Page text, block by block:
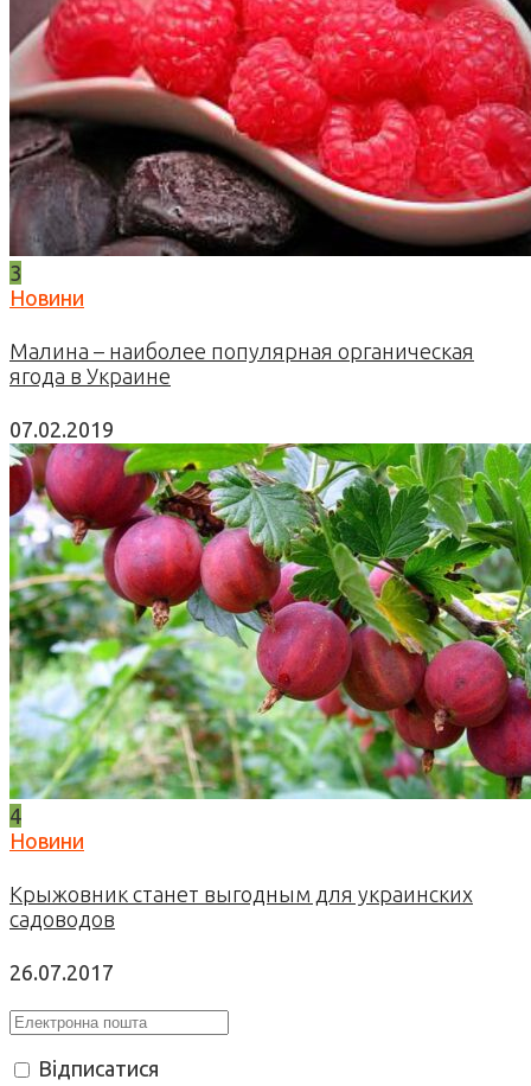
3
Новини
Малина – наиболее популярная органическая
ягода в Украине
07.02.2019
4
Новини
Крыжовник станет выгодным для украинских
садоводов
26.07.2017
Відписатися